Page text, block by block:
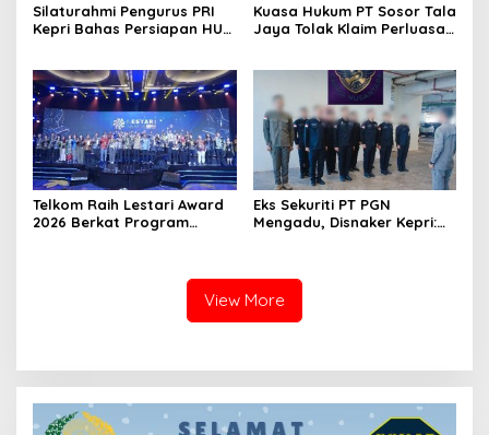
Silaturahmi Pengurus PRI
Kepri Bahas Persiapan HUT
Kuasa Hukum PT Sosor Tala
Jaya Tolak Klaim Perluasan
Telkom Raih Lestari Award
2026 Berkat Program
Eks Sekuriti PT PGN
Mengadu, Disnaker Kepri:
View More